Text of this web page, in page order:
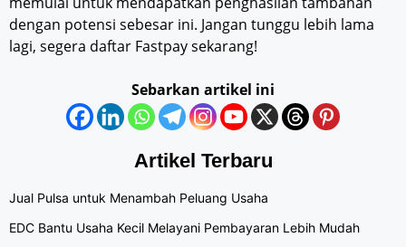
dengan potensi sebesar ini. Jangan tunggu lebih lama
lagi, segera daftar Fastpay sekarang!
Sebarkan artikel ini
Artikel Terbaru
Jual Pulsa untuk Menambah Peluang Usaha
EDC Bantu Usaha Kecil Melayani Pembayaran Lebih Mudah